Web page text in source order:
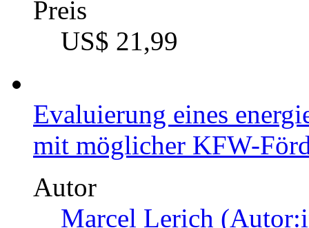
Vor- und Nachteile
Beispiel eines